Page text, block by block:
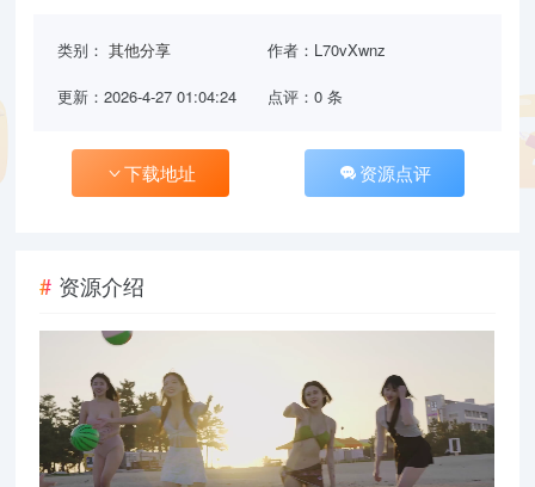
类别：其他分享 作者：L70vXwnz
更新：2026-4-27 01:04:24 点评：0 条
下载地址 资源点评
资源介绍